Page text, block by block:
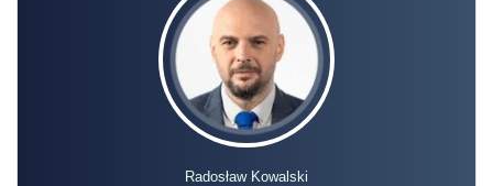
Radosław Kowalski